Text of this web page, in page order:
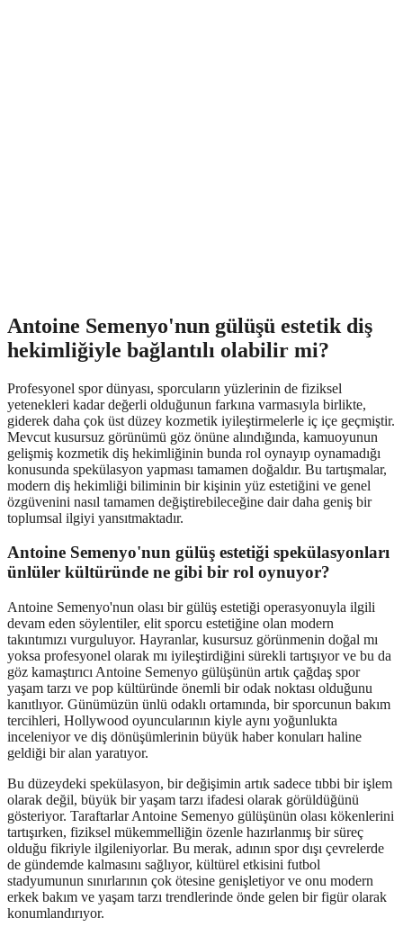
Antoine Semenyo'nun gülüşü estetik diş
hekimliğiyle bağlantılı olabilir mi?
Profesyonel spor dünyası, sporcuların yüzlerinin de fiziksel
yetenekleri kadar değerli olduğunun farkına varmasıyla birlikte,
giderek daha çok üst düzey kozmetik iyileştirmelerle iç içe geçmiştir.
Mevcut kusursuz görünümü göz önüne alındığında, kamuoyunun
gelişmiş kozmetik diş hekimliğinin bunda rol oynayıp oynamadığı
konusunda spekülasyon yapması tamamen doğaldır. Bu tartışmalar,
modern diş hekimliği biliminin bir kişinin yüz estetiğini ve genel
özgüvenini nasıl tamamen değiştirebileceğine dair daha geniş bir
toplumsal ilgiyi yansıtmaktadır.
Antoine Semenyo'nun gülüş estetiği spekülasyonları
ünlüler kültüründe ne gibi bir rol oynuyor?
Antoine Semenyo'nun olası bir gülüş estetiği operasyonuyla ilgili
devam eden söylentiler, elit sporcu estetiğine olan modern
takıntımızı vurguluyor. Hayranlar, kusursuz görünmenin doğal mı
yoksa profesyonel olarak mı iyileştirdiğini sürekli tartışıyor ve bu da
göz kamaştırıcı Antoine Semenyo gülüşünün artık çağdaş spor
yaşam tarzı ve pop kültüründe önemli bir odak noktası olduğunu
kanıtlıyor. Günümüzün ünlü odaklı ortamında, bir sporcunun bakım
tercihleri, Hollywood oyuncularının kiyle aynı yoğunlukta
inceleniyor ve diş dönüşümlerinin büyük haber konuları haline
geldiği bir alan yaratıyor.
Bu düzeydeki spekülasyon, bir değişimin artık sadece tıbbi bir işlem
olarak değil, büyük bir yaşam tarzı ifadesi olarak görüldüğünü
gösteriyor. Taraftarlar Antoine Semenyo gülüşünün olası kökenlerini
tartışırken, fiziksel mükemmelliğin özenle hazırlanmış bir süreç
olduğu fikriyle ilgileniyorlar. Bu merak, adının spor dışı çevrelerde
de gündemde kalmasını sağlıyor, kültürel etkisini futbol
stadyumunun sınırlarının çok ötesine genişletiyor ve onu modern
erkek bakım ve yaşam tarzı trendlerinde önde gelen bir figür olarak
konumlandırıyor.